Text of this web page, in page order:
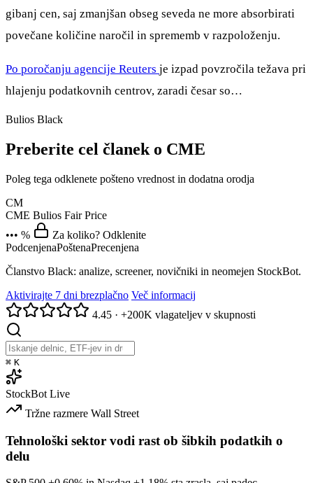
gibanj cen, saj zmanjšan obseg seveda ne more absorbirati
povečane količine naročil in sprememb v razpoloženju.
Po poročanju agencije Reuters je izpad povzročila težava pri
hlajenju podatkovnih centrov, zaradi česar so…
Bulios Black
Preberite cel članek o CME
Poleg tega odklenete pošteno vrednost in dodatna orodja
CM
CME Bulios Fair Price
••• %
Za koliko? Odklenite
PodcenjenaPoštenaPrecenjena
Članstvo Black: analize, screener, novičniki in neomejen StockBot.
Aktivirajte 7 dni brezplačno Več informacij
4.45 · +200K vlagateljev v skupnosti
⌘ K
StockBot Live
Tržne razmere Wall Street
Tehnološki sektor vodi rast ob šibkih podatkih o
delu